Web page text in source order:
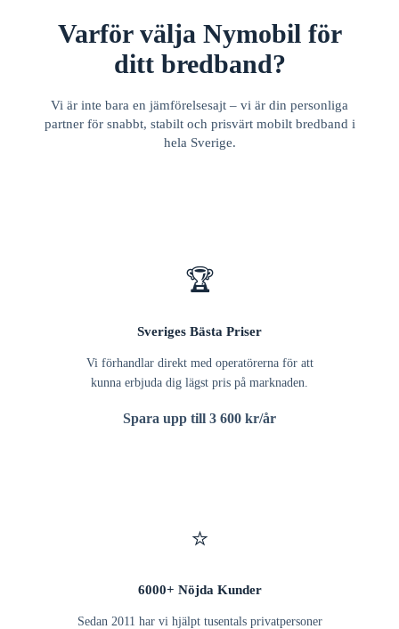
Varför välja Nymobil för
ditt bredband?
Vi är inte bara en jämförelsesajt – vi är din personliga
partner för snabbt, stabilt och prisvärt mobilt bredband i
hela Sverige.
🏆
Sveriges Bästa Priser
Vi förhandlar direkt med operatörerna för att
kunna erbjuda dig lägst pris på marknaden.
Spara upp till 3 600 kr/år
⭐
6000+ Nöjda Kunder
Sedan 2011 har vi hjälpt tusentals privatpersoner